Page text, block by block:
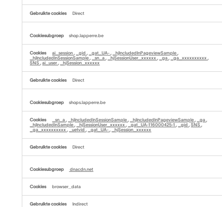
Direct
shop.lapperre.be
ai_session, _gid, _gat_UA-, _hjIncludedInPageviewSample,
_hjIncludedInSessionSample, _sn_a, _hjSessionUser_xxxxxx, _ga, _ga_xxxxxxxxxx,
SNS,ai_user, _hjSession_xxxxxx
Direct
shops.lapperre.be
_sn_a, _hjIncludedInSessionSample, _hjIncludedInPageviewSample, _ga,
_hjIncludedInSample, _hjSessionUser_xxxxxx, _gat_UA-116000425-1, _gid,SNS,
_ga_xxxxxxxxxx, _uetvid, _gat_UA-, _hjSession_xxxxxx
Direct
dnacdn.net
browser_data
Indirect